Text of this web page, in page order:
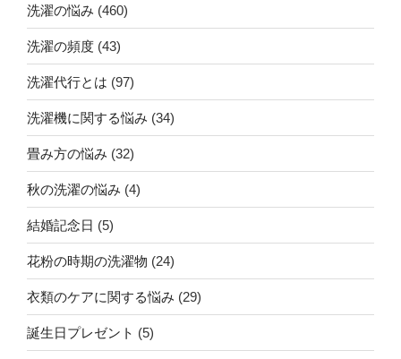
洗濯の悩み (460)
洗濯の頻度 (43)
洗濯代行とは (97)
洗濯機に関する悩み (34)
畳み方の悩み (32)
秋の洗濯の悩み (4)
結婚記念日 (5)
花粉の時期の洗濯物 (24)
衣類のケアに関する悩み (29)
誕生日プレゼント (5)